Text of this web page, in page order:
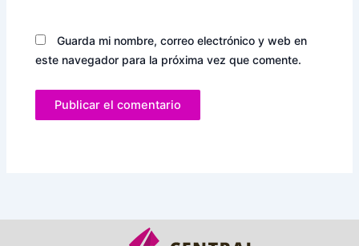
Guarda mi nombre, correo electrónico y web en
este navegador para la próxima vez que comente.